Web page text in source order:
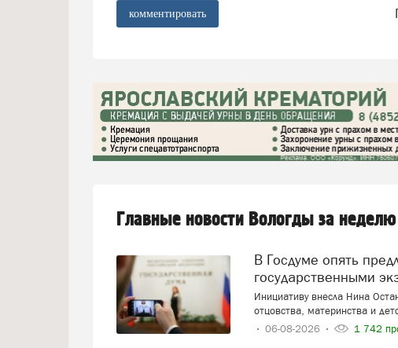
комментировать
Главные новости Вологды за неделю
В Госдуме опять предложили заменить ЕГЭ
государственными
Инициативу внесла Нина
отцовства, материнства и
06-08-2026
1 742